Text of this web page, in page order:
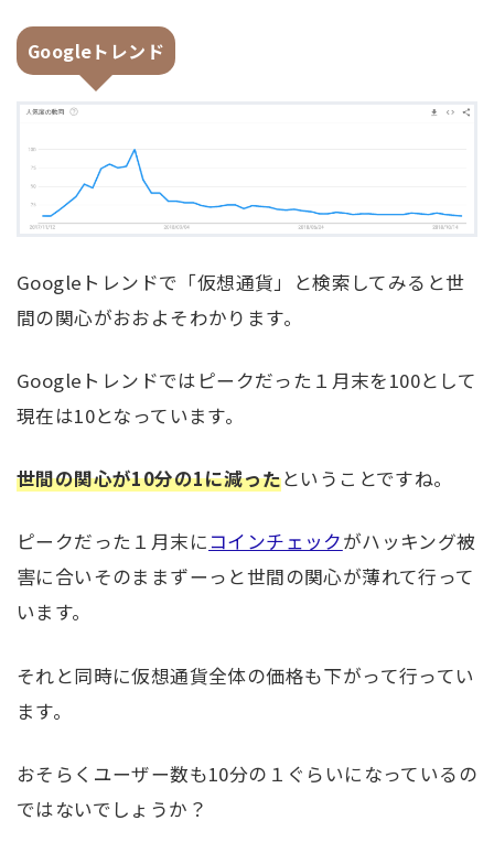
Googleトレンド
Googleトレンドで「仮想通貨」と検索してみると世
間の関心がおおよそわかります。
Googleトレンドではピークだった１月末を100として
現在は10となっています。
世間の関心が10分の1に減ったということですね。
ピークだった１月末に コインチェックがハッキング被
害に合いそのままずーっと世間の関心が薄れて行って
います。
それと同時に仮想通貨全体の価格も下がって行ってい
ます。
おそらくユーザー数も10分の１ぐらいになっているの
ではないでしょうか？